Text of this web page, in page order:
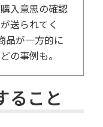
入意思の確認
送られてく
品が一方的に
の事例も。
ること